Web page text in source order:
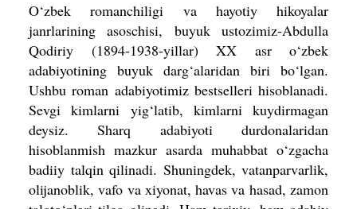
O‘zbek romanchiligi va hayotiy hikoyalar
janrlarining asoschisi, buyuk ustozimiz-Abdulla
Qodiriy (1894-1938-yillar) XX asr o‘zbek
adabiyotining buyuk darg‘alaridan biri bo‘lgan.
Ushbu roman adabiyotimiz bestselleri hisoblanadi.
Sevgi kimlarni yig‘latib, kimlarni kuydirmagan
deysiz. Sharq adabiyoti durdonalaridan
hisoblanmish mazkur asarda muhabbat o‘zgacha
badiiy talqin qilinadi. Shuningdek, vatanparvarlik,
olijanoblik, vafo va xiyonat, havas va hasad, zamon